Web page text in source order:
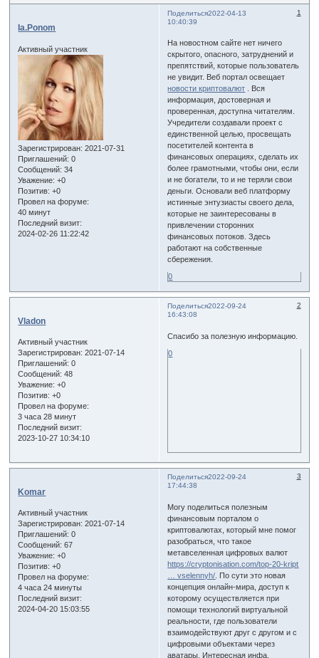
Поделиться 1
2022-04-13
10:40:39
Ia.Ponom
Активный участник
Зарегистрирован: 2021-07-31
Приглашений: 0
Сообщений: 34
Уважение: +0
Позитив: +0
Провел на форуме:
40 минут
Последний визит:
2024-02-26 11:22:42
На новостном сайте нет ничего
скрытого, опасного, затруднений и
препятствий, которые пользователь
не увидит. Веб портал освещает
новости криптовалют . Вся
информация, достоверная и
проверенная, доступна читателям.
Учредители создавали проект с
единственной целью, просвещать
посетителей контента в
финансовых операциях, сделать их
более грамотными, чтобы они, если
и не богатели, то и не теряли свои
деньги. Основали веб платформу
истинные энтузиасты своего дела,
которые не заинтересованы в
привлечении сторонних
финансовых потоков. Здесь
работают на собственные
сбережения.
0
Поделиться 2
2022-09-24
16:43:08
Vladon
Активный участник
Зарегистрирован: 2021-07-14
Приглашений: 0
Сообщений: 48
Уважение: +0
Позитив: +0
Провел на форуме:
3 часа 28 минут
Последний визит:
2023-10-27 10:34:10
Спасибо за полезную информацию.
0
Поделиться 3
2022-09-24
17:44:38
Komar
Активный участник
Зарегистрирован: 2021-07-14
Приглашений: 0
Сообщений: 67
Уважение: +0
Позитив: +0
Провел на форуме:
4 часа 24 минуты
Последний визит:
2024-04-20 15:03:55
Могу поделиться полезным
финансовым порталом о
криптовалютах, который мне помог
разобраться, что такое
метавселенная цифровых валют
https://cryptonisation.com/top-20-kript
… vselennyh/ . По сути это новая
концепция онлайн-мира, доступ к
которому осуществляется при
помощи технологий виртуальной
реальности, где пользователи
взаимодействуют друг с другом и с
цифровыми объектами через
аватары. Интересная инфа,